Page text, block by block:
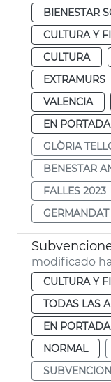
BIENESTAR
CULTURA Y
CULTURA
EXTRAMURS
VALENCIA
EN
GLÒRIA
BENESTAR
FALLES 2023
modificado
CULTURA Y
TODAS LAS
EN PORTADA
NORMAL